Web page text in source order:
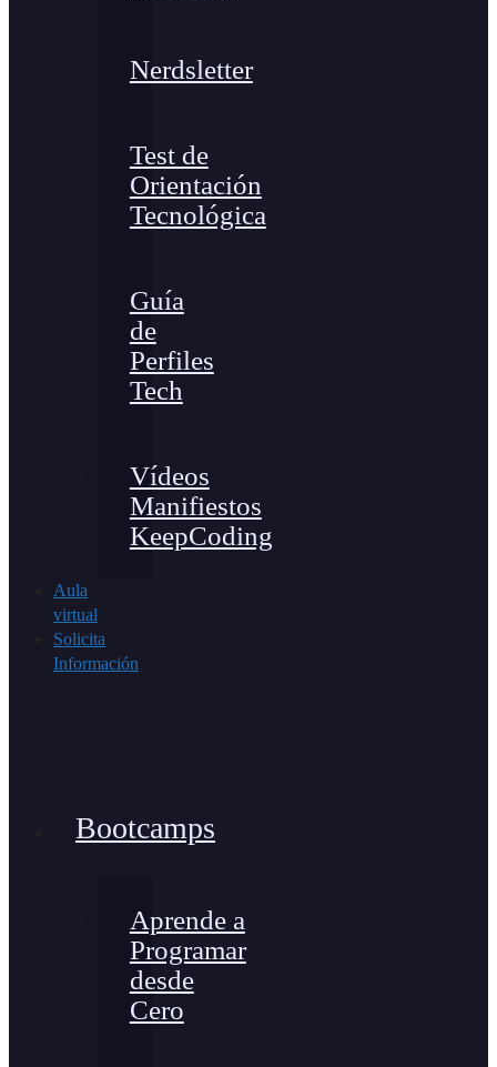
Nerdsletter
Test de
Orientación
Tecnológica
Guía
de
Perfiles
Tech
Vídeos
Manifiestos
KeepCoding
Aula
virtual
Solicita
Información
Bootcamps
Aprende a
Programar
desde
Cero